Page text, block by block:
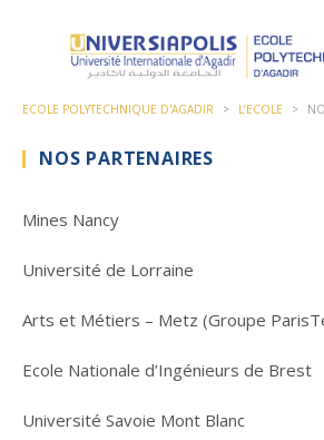
ECOLE POLYTECHNIQUE D'AGADIR > L’ECOLE >
NOS PARTENAIRES
Mines Nancy
Université de Lorraine
Arts et Métiers – Metz (Groupe
Ecole Nationale d’Ingénieurs de Brest
Université Savoie Mont Blanc